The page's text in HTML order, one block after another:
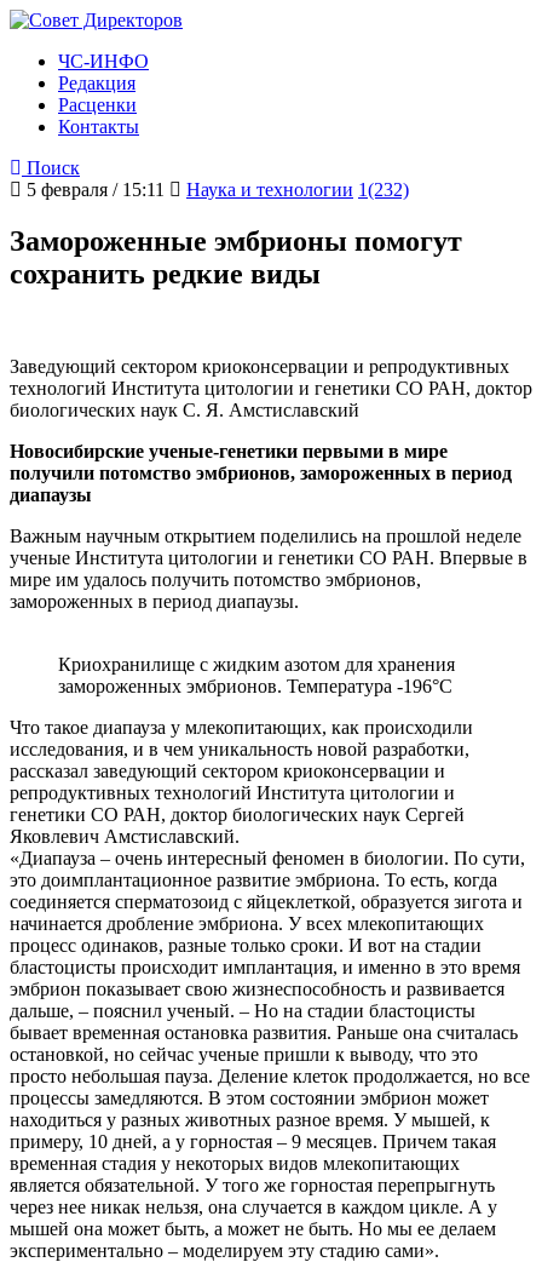
ЧС-ИНФО
Редакция
Расценки
Контакты
Поиск
5 февраля / 15:11
Наука и технологии 1(232)
Замороженные эмбрионы помогут
сохранить редкие виды
Заведующий сектором криоконсервации и репродуктивных
технологий Института цитологии и генетики СО РАН, доктор
биологических наук С. Я. Амстиславский
Новосибирские ученые-генетики первыми в мире
получили потомство эмбрионов, замороженных в период
диапаузы
Важным научным открытием поделились на прошлой неделе
ученые Института цитологии и генетики СО РАН. Впервые в
мире им удалось получить потомство эмбрионов,
замороженных в период диапаузы.
Криохранилище с жидким азотом для хранения
замороженных эмбрионов. Температура -196°С
Что такое диапауза у млекопитающих, как происходили
исследования, и в чем уникальность новой разработки,
рассказал заведующий сектором криоконсервации и
репродуктивных технологий Института цитологии и
генетики СО РАН, доктор биологических наук Сергей
Яковлевич Амстиславский.
«Диапауза – очень интересный феномен в биологии. По сути,
это доимплантационное развитие эмбриона. То есть, когда
соединяется сперматозоид с яйцеклеткой, образуется зигота и
начинается дробление эмбриона. У всех млекопитающих
процесс одинаков, разные только сроки. И вот на стадии
бластоцисты происходит имплантация, и именно в это время
эмбрион показывает свою жизнеспособность и развивается
дальше, – пояснил ученый. – Но на стадии бластоцисты
бывает временная остановка развития. Раньше она считалась
остановкой, но сейчас ученые пришли к выводу, что это
просто небольшая пауза. Деление клеток продолжается, но все
процессы замедляются. В этом состоянии эмбрион может
находиться у разных животных разное время. У мышей, к
примеру, 10 дней, а у горностая – 9 месяцев. Причем такая
временная стадия у некоторых видов млекопитающих
является обязательной. У того же горностая перепрыгнуть
через нее никак нельзя, она случается в каждом цикле. А у
мышей она может быть, а может не быть. Но мы ее делаем
экспериментально – моделируем эту стадию сами».